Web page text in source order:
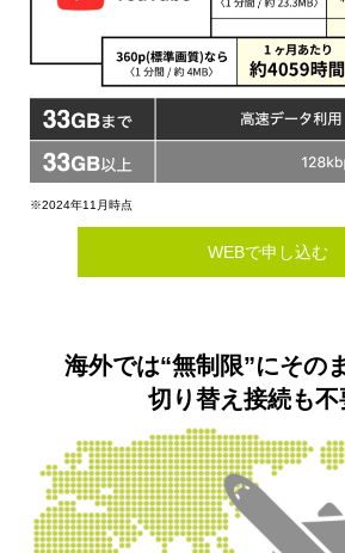
※2024年11月時点
WEBで申し込む
海外では“無制限”にその
切り替え接続も不